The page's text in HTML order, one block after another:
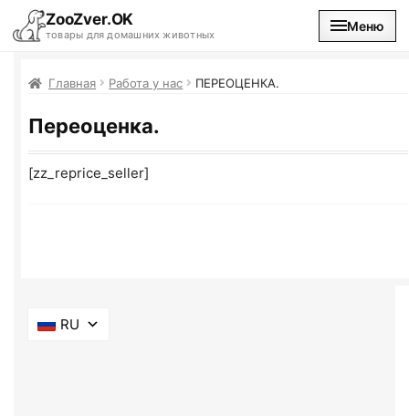
ZooZver.OK
товары для домашних животных
Меню
На главную
Каталог
Наши магазины
Главная Работа у нас ПЕРЕОЦЕНКА.
Переоценка.
[zz_reprice_seller]
RU